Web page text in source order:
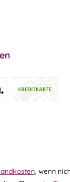
, wenn